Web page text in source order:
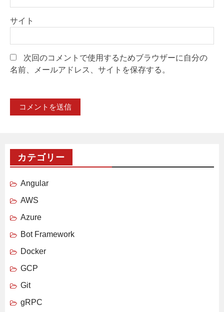
サイト
次回のコメントで使用するためブラウザーに自分の
名前、メールアドレス、サイトを保存する。
カテゴリー
Angular
AWS
Azure
Bot Framework
Docker
GCP
Git
gRPC